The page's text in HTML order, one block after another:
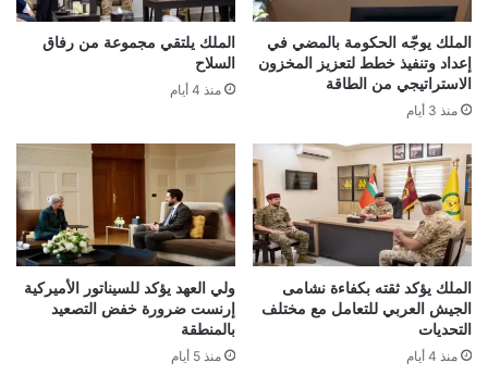
الملك يوجّه الحكومة بالمضي في
إعداد وتنفيذ خطط لتعزيز المخزون
الاستراتيجي من الطاقة
منذ 3 أيام
الملك يلتقي مجموعة من رفاق
السلاح
منذ 4 أيام
الملك يؤكد ثقته بكفاءة نشامى
الجيش العربي للتعامل مع مختلف
التحديات
منذ 4 أيام
ولي العهد يؤكد للسيناتور الأميركية
إرنست ضرورة خفض التصعيد
بالمنطقة
منذ 5 أيام